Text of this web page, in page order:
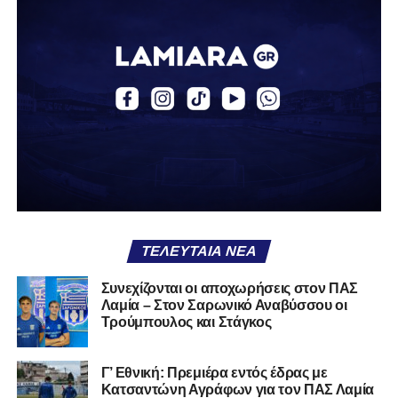
φαίνονται βρίσκεται σήμερα διάτρητη. Σαν ένα σακάκι
καλό που κάποτε φόρεσες σε επίσημες περιστάσεις τώρα
το κρατάς στη ντουλάπα, τσαλακωμένο, χωρίς να ξέρεις
αν πρέπει να το φορέσεις ξανά ή να το χαρίσεις. Η Λαμία
δείχνει να μην ξέρει τι θέλει να είναι. Και αυτό είναι πάντα
φίλαθλοι και περίγυρος, αντί για παράγοντες
Ασχολούνται περισσότερο με τις «χάρες» των άλλων
παρά με τις δικές τους αδυναμίες. Σαν να ψάχνεις
στον διπλανό το γιατί δεν βρέχει, ενώ κρατάς
ομπρέλα μέσα στο σαλόνι.
εμπειρίαανώτερων επιπέδων,δεν μπορεί να εκπέμπει
ΤΕΛΕΥΤΑΊΑ ΝΈΑ
Συνεχίζονται οι αποχωρήσεις στον ΠΑΣ
Λαμία – Στον Σαρωνικό Αναβύσσου οι
Τρούμπουλος και Στάγκος
Γ’ Εθνική: Πρεμιέρα εντός έδρας με
Κατσαντώνη Αγράφων για τον ΠΑΣ Λαμία